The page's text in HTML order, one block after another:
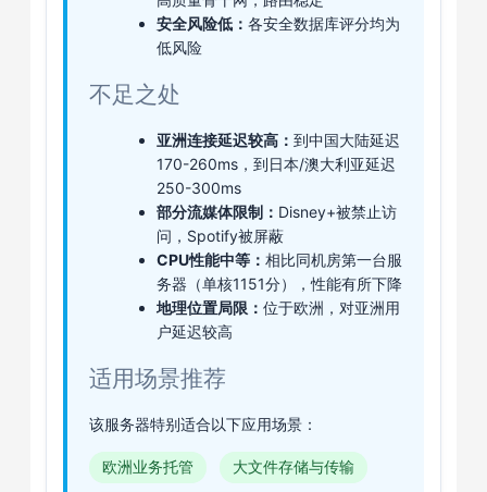
安全风险低： 各安全数据库评分均为
低风险
不足之处
亚洲连接延迟较高： 到中国大陆延迟
170-260ms，到日本/澳大利亚延迟
250-300ms
部分流媒体限制： Disney+被禁止访
问，Spotify被屏蔽
CPU性能中等： 相比同机房第一台服
务器（单核1151分），性能有所下降
地理位置局限： 位于欧洲，对亚洲用
户延迟较高
适用场景推荐
该服务器特别适合以下应用场景：
欧洲业务托管 大文件存储与传输